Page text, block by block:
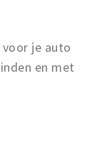
je auto
en met